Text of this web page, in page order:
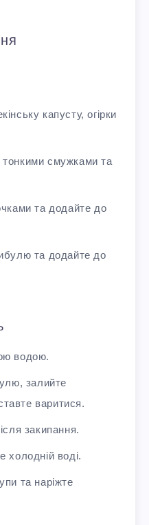
капусту, огірки
смужками та
та додайте до
та додайте до
водою.
залийте
варитися.
закипання.
холодній воді.
та наріжте